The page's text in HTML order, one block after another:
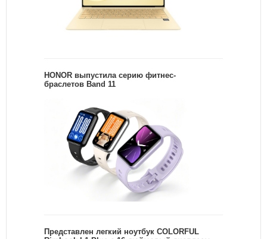
HONOR выпустила серию фитнес-
браслетов Band 11
Представлен легкий ноутбук COLORFUL